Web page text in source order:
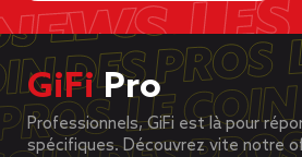
GiFiPro
Professionnels, GiFi est là pour
spécifiques. Découvrez vite notre